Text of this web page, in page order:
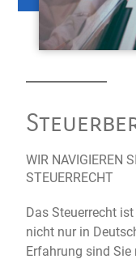
WIR NAVIGIEREN
STEUERRECHT
Das Steuerrecht
nicht nur in
Erfahrung sind